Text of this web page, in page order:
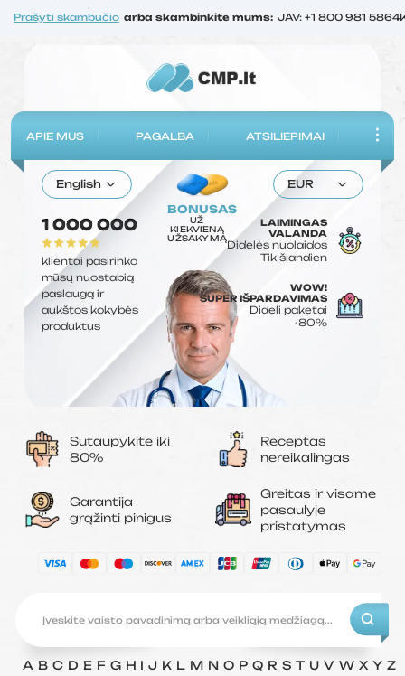
Prašyti skambučio arba skambinkite mums: JAV: +1 800 981 5864
APIE MUS PAGALBA ATSILIEPIMAI
BONUSAS
UŽ
KIEKVIENĄ
UŽSAKYMĄ
English EUR
1 000 000
klientai pasirinko
mūsų nuostabią
paslaugą ir
aukštos kokybės
produktus
LAIMINGAS
VALANDA
Didelės nuolaidos
Tik šiandien
WOW!
SUPER IŠPARDAVIMAS
Dideli paketai
-80%
Sutaupykite iki
80%
Receptas
nereikalingas
Garantija
grąžinti pinigus
Greitas ir visame
pasaulyje
pristatymas
A B C D E F G H I J K L M N O P Q R S T U V W X Y Z